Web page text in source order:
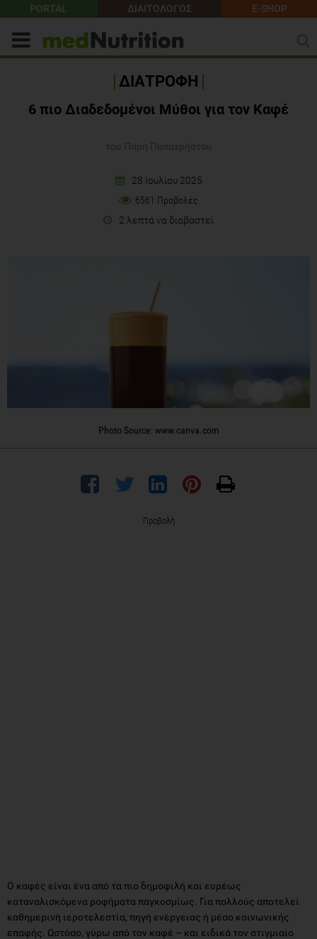
PORTAL ΔΙΑΙΤΟΛΟΓΟΣ E-SHOP
ΔΙΑΤΡΟΦΗ
6 πιο Διαδεδομένοι Μύθοι για τον Καφέ
του Πάρη Παπαχρήστου
28 Ιουλίου 2025
6561 Προβολές
2 λεπτά να διαβαστεί
Photo Source: www.canva.com
Προβολή
Ο καφές είναι ένα από τα πιο δημοφιλή και ευρέως
καταναλισκόμενα ροφήματα παγκοσμίως. Για πολλούς αποτελεί
καθημερινή ιεροτελεστία, πηγή ενέργειας ή μέσο κοινωνικής
επαφής. Ωστόσο, γύρω από τον καφέ – και ειδικά τον στιγμιαίο